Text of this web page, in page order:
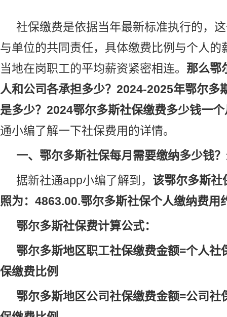
社保缴费是依据当年最新标准执行的，
与单位的共同责任，具体缴费比例与个人的
当地在岗职工的平均薪资紧密相连。 那么鄂
人和公司各承担多少？2024-2025年鄂尔多
是多少？2024鄂尔多斯社保缴费多少钱一
通小编了解一下社保费用的详情。
一、鄂尔多斯社保每月需要缴纳多少钱
据新社通app小编了解到， 该鄂尔多斯社
照为：4863.00.鄂尔多斯社保个人缴纳费用
鄂尔多斯社保费计算公式：
鄂尔多斯地区职工社保缴费金额=个人社
保缴费比例
鄂尔多斯地区公司社保缴费金额=公司社